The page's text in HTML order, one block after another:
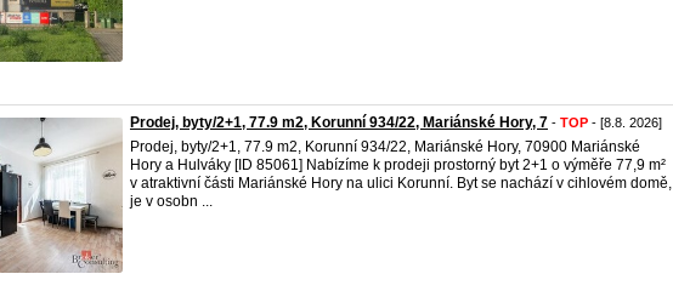
Prodej, byty/2+1, 77.9 m2, Korunní 934/22, Mariánské Hory, 7 - TOP - [8.8. 2026]
Prodej, byty/2+1, 77.9 m2, Korunní 934/22, Mariánské Hory, 70900 Mariánské
Hory a Hulváky [ID 85061] Nabízíme k prodeji prostorný byt 2+1 o výměře 77,9 m²
v atraktivní části Mariánské Hory na ulici Korunní. Byt se nachází v cihlovém domě,
je v osobn ...